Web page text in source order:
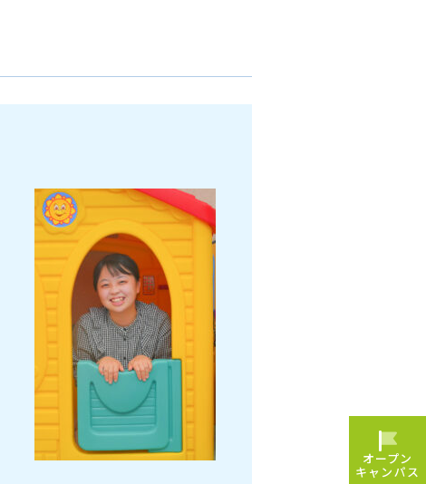
オープン
キャンパス